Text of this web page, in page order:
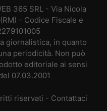
365 SRL - Via Nicola
- Codice Fiscale e
giornalistica, in quanto
periodicità. Non può
editoriale ai sensi
07.03.2001
riservati - Contattaci